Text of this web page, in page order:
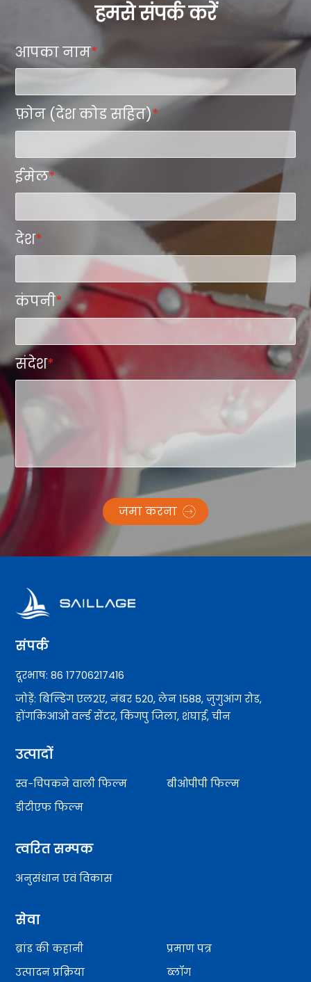
हमसे संपर्क करें
आपका नाम*
फ़ोन (देश कोड सहित)*
ईमेल*
देश*
कंपनी*
संदेश*
जमा करना
संपर्क
दूरभाष: 86 17706217416
जोड़ें: बिल्डिंग एल2ए, नंबर 520, लेन 1588, ज़ुगुआंग रोड,
होंगकिआओ वर्ल्ड सेंटर, किंगपु जिला, शंघाई, चीन
उत्पादों
स्व-चिपकने वाली फिल्म
बीओपीपी फिल्म
डीटीएफ फिल्म
त्वरित सम्पक
अनुसंधान एवं विकास
सेवा
ब्रांड की कहानी
प्रमाण पत्र
उत्पादन प्रक्रिया
ब्लॉग